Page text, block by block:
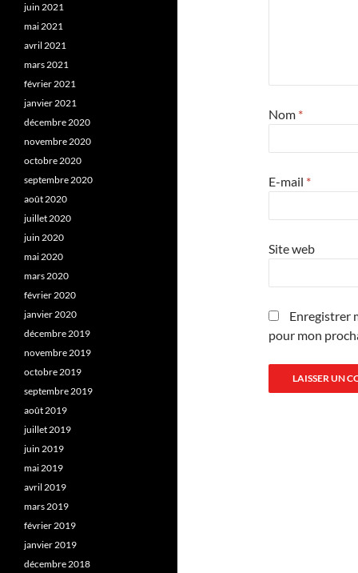
Nom *
E-mail *
Site web
Enregistrer
pour mon
juin 2021
mai 2021
avril 2021
mars 2021
février 2021
janvier 2021
décembre 2020
novembre 2020
octobre 2020
septembre 2020
août 2020
juillet 2020
juin 2020
mai 2020
mars 2020
février 2020
janvier 2020
décembre 2019
novembre 2019
octobre 2019
septembre 2019
août 2019
juillet 2019
juin 2019
mai 2019
avril 2019
mars 2019
février 2019
janvier 2019
décembre 2018